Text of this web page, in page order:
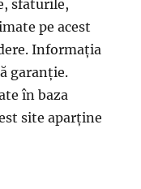
sfaturile,
pe acest
Informația
garanție.
în baza
site aparține